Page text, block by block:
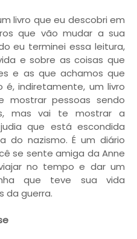
livro que eu descobri em
que vão mudar a sua
eu terminei essa leitura,
e sobre as coisas que
e as que achamos que
é, indiretamente, um livro
mostrar pessoas sendo
mas vai te mostrar a
que está escondida
do nazismo. É um diário
se sente amiga da Anne
no tempo e dar um
que teve sua vida
da guerra.